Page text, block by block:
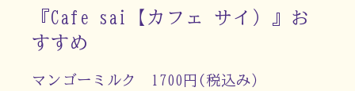
『Cafe sai【カフェ サイ）』お
すすめ
マンゴーミルク 1700円(税込み）